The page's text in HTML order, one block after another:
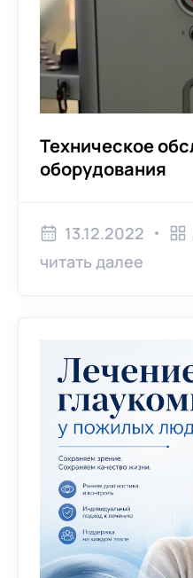
Инструкции
Отслоение
Техническое
оборудования
13.12.2022
читать далее